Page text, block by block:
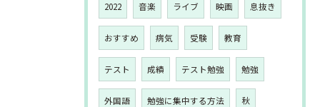
2022 音楽 ライブ 映画 息抜き
おすすめ 病気 受験 教育
テスト 成績 テスト勉強 勉強
外国語 勉強に集中する方法 秋